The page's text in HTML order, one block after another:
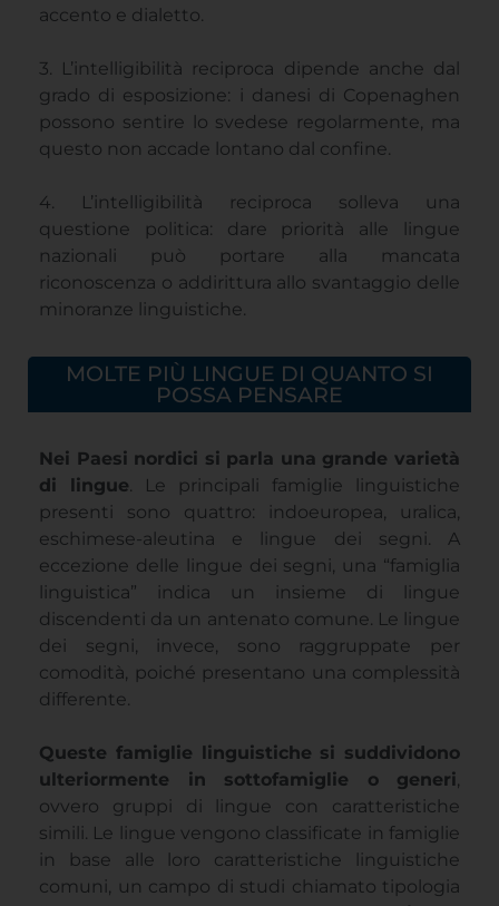
accento e dialetto.
3. L’intelligibilità reciproca dipende anche dal
grado di esposizione: i danesi di Copenaghen
possono sentire lo svedese regolarmente, ma
questo non accade lontano dal confine.
4. L’intelligibilità reciproca solleva una
questione politica: dare priorità alle lingue
nazionali può portare alla mancata
riconoscenza o addirittura allo svantaggio delle
minoranze linguistiche.
MOLTE PIÙ LINGUE DI QUANTO SI
POSSA PENSARE
Nei Paesi nordici si parla una grande varietà
di lingue. Le principali famiglie linguistiche
presenti sono quattro: indoeuropea, uralica,
eschimese-aleutina e lingue dei segni. A
eccezione delle lingue dei segni, una “famiglia
linguistica” indica un insieme di lingue
discendenti da un antenato comune. Le lingue
dei segni, invece, sono raggruppate per
comodità, poiché presentano una complessità
differente.
Queste famiglie linguistiche si suddividono
ulteriormente in sottofamiglie o generi,
ovvero gruppi di lingue con caratteristiche
simili. Le lingue vengono classificate in famiglie
in base alle loro caratteristiche linguistiche
comuni, un campo di studi chiamato tipologia